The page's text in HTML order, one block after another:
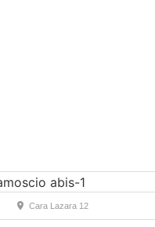
Cara Lazara 12